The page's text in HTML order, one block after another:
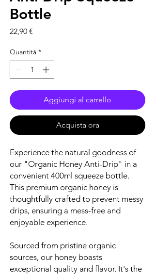
Bottle
22,90 €
Quantità *
Aggiungi al carrello
Acquista ora
Experience the natural goodness of
our "Organic Honey Anti-Drip" in a
convenient 400ml squeeze bottle.
This premium organic honey is
thoughtfully crafted to prevent messy
drips, ensuring a mess-free and
enjoyable experience.
Sourced from pristine organic
sources, our honey boasts
exceptional quality and flavor. It's the